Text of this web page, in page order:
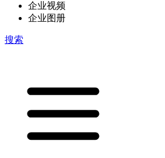
企业视频
企业图册
搜索